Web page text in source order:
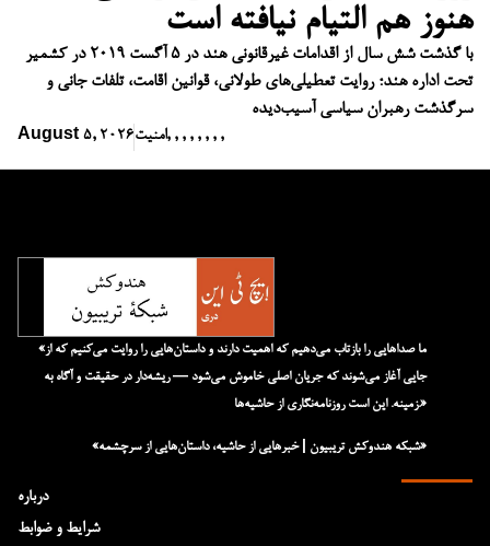
هنوز هم التیام نیافته است
با گذشت شش سال از اقدامات غیرقانونی هند در ۵ آگست ۲۰۱۹ در کشمیر
تحت اداره هند؛ روایت تعطیلی‌های طولانی، قوانین اقامت، تلفات جانی و
سرگذشت رهبران سیاسی آسیب‌دیده
August 5, 2026امنیت, , , , , , , ,
درباره
شرایط و ضوابط
«ما صداهایی را بازتاب می‌دهیم که اهمیت دارند و داستان‌هایی را روایت می‌کنیم که از
جایی آغاز می‌شوند که جریان اصلی خاموش می‌شود — ریشه‌دار در حقیقت و آگاه به
زمینه. این است روزنامه‌نگاری از حاشیه‌ها.»
«شبکه هند‌و‌کش تریبیون | خبرهایی از حاشیه، داستان‌هایی از سرچشمه»